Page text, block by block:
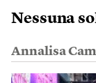
Nessuna
Annalisa